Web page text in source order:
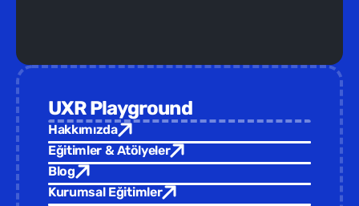
UXR Playground
Hakkımızda
Eğitimler & Atölyeler
Blog
Kurumsal Eğitimler